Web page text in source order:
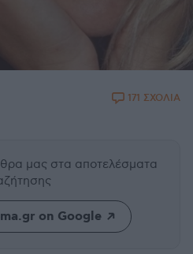
171 ΣΧΟΛΙΑ
μας στα αποτελέσματα
on Google